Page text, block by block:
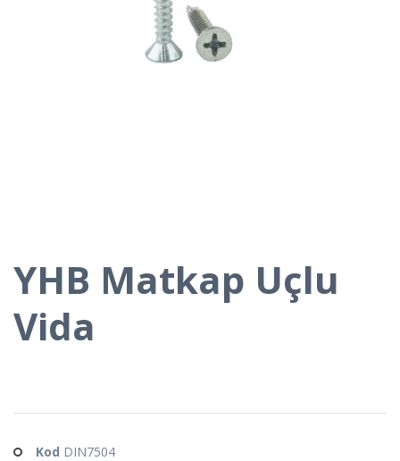
YHB Matkap Uçlu
Vida
Kod DIN7504